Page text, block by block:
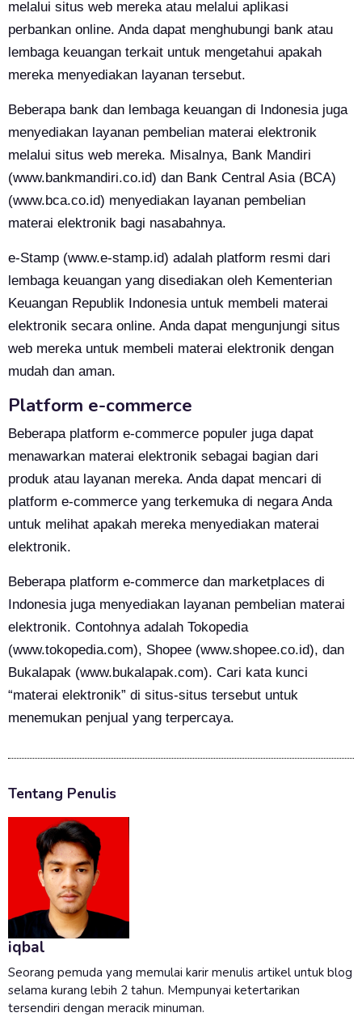
melalui situs web mereka atau melalui aplikasi
perbankan online. Anda dapat menghubungi bank atau
lembaga keuangan terkait untuk mengetahui apakah
mereka menyediakan layanan tersebut.
Beberapa bank dan lembaga keuangan di Indonesia juga
menyediakan layanan pembelian materai elektronik
melalui situs web mereka. Misalnya, Bank Mandiri
(www.bankmandiri.co.id) dan Bank Central Asia (BCA)
(www.bca.co.id) menyediakan layanan pembelian
materai elektronik bagi nasabahnya.
e-Stamp (www.e-stamp.id) adalah platform resmi dari
lembaga keuangan yang disediakan oleh Kementerian
Keuangan Republik Indonesia untuk membeli materai
elektronik secara online. Anda dapat mengunjungi situs
web mereka untuk membeli materai elektronik dengan
mudah dan aman.
Platform e-commerce
Beberapa platform e-commerce populer juga dapat
menawarkan materai elektronik sebagai bagian dari
produk atau layanan mereka. Anda dapat mencari di
platform e-commerce yang terkemuka di negara Anda
untuk melihat apakah mereka menyediakan materai
elektronik.
Beberapa platform e-commerce dan marketplaces di
Indonesia juga menyediakan layanan pembelian materai
elektronik. Contohnya adalah Tokopedia
(www.tokopedia.com), Shopee (www.shopee.co.id), dan
Bukalapak (www.bukalapak.com). Cari kata kunci
“materai elektronik” di situs-situs tersebut untuk
menemukan penjual yang terpercaya.
Tentang Penulis
iqbal
Seorang pemuda yang memulai karir menulis artikel untuk blog
selama kurang lebih 2 tahun. Mempunyai ketertarikan
tersendiri dengan meracik minuman.